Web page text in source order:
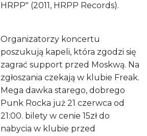
HRPP" (2011, HRPP Records).
Organizatorzy koncertu
poszukują kapeli, która zgodzi się
zagrać support przed Moskwą. Na
zgłoszania czekają w klubie Freak.
Mega dawka starego, dobrego
Punk Rocka już 21 czerwca od
21:00. bilety w cenie 15zł do
nabycia w klubie przed